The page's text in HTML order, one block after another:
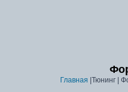
Главная |Тюнинг |